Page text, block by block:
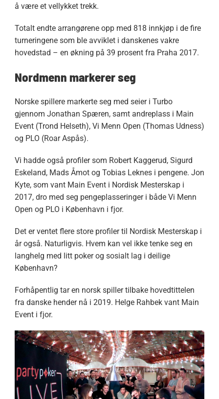
å være et vellykket trekk.
Totalt endte arrangørene opp med 818 innkjøp i de fire
turneringene som ble avviklet i danskenes vakre
hovedstad – en økning på 39 prosent fra Praha 2017.
Nordmenn markerer seg
Norske spillere markerte seg med seier i Turbo
gjennom Jonathan Spæren, samt andreplass i Main
Event (Trond Helseth), Vi Menn Open (Thomas Udness)
og PLO (Roar Aspås).
Vi hadde også profiler som Robert Kaggerud, Sigurd
Eskeland, Mads Åmot og Tobias Leknes i pengene. Jon
Kyte, som vant Main Event i Nordisk Mesterskap i
2017, dro med seg pengeplasseringer i både Vi Menn
Open og PLO i København i fjor.
Det er ventet flere store profiler til Nordisk Mesterskap i
år også. Naturligvis. Hvem kan vel ikke tenke seg en
langhelg med litt poker og sosialt lag i deilige
København?
Forhåpentlig tar en norsk spiller tilbake hovedtittelen
fra danske hender nå i 2019. Helge Rahbek vant Main
Event i fjor.